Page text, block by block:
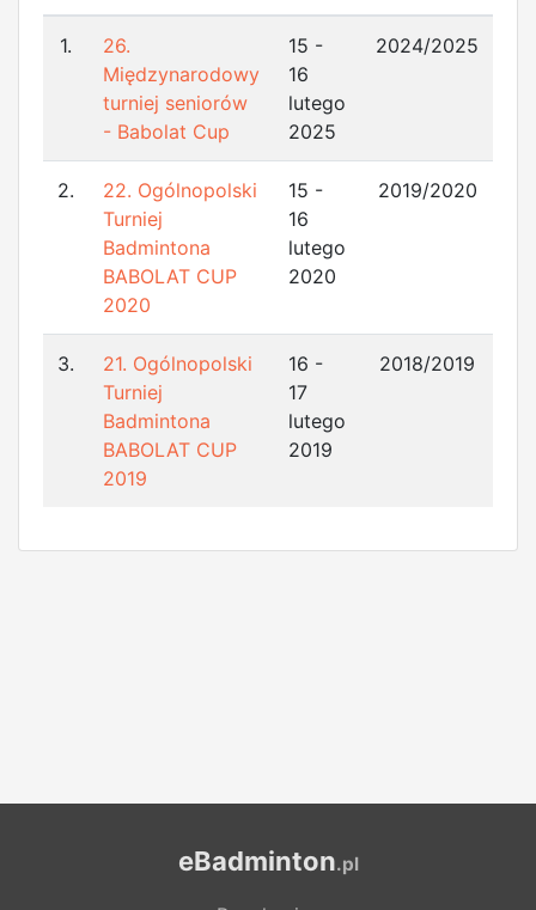
1.
26.
Międzynarodowy
turniej seniorów
- Babolat Cup
15 -
16
lutego
2025
2024/2025
2.
22. Ogólnopolski
Turniej
Badmintona
BABOLAT CUP
2020
15 -
16
lutego
2020
2019/2020
3.
21. Ogólnopolski
Turniej
Badmintona
BABOLAT CUP
2019
16 -
17
lutego
2019
2018/2019
eBadminton.pl